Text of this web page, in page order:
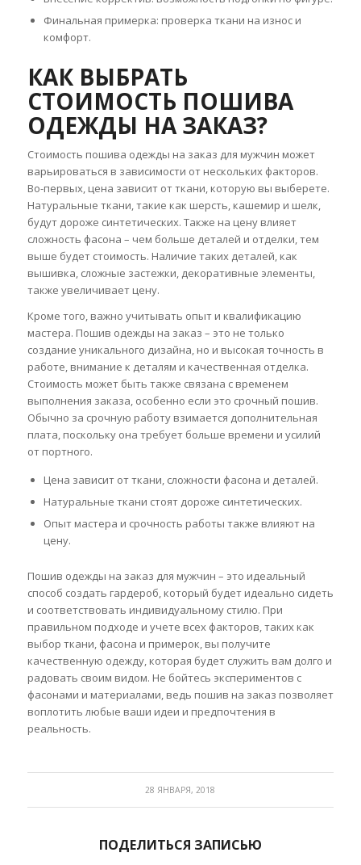
Финальная примерка: проверка ткани на износ и
комфорт.
КАК ВЫБРАТЬ
СТОИМОСТЬ ПОШИВА
ОДЕЖДЫ НА ЗАКАЗ?
Стоимость пошива одежды на заказ для мужчин может
варьироваться в зависимости от нескольких факторов.
Во-первых, цена зависит от ткани, которую вы выберете.
Натуральные ткани, такие как шерсть, кашемир и шелк,
будут дороже синтетических. Также на цену влияет
сложность фасона – чем больше деталей и отделки, тем
выше будет стоимость. Наличие таких деталей, как
вышивка, сложные застежки, декоративные элементы,
также увеличивает цену.
Кроме того, важно учитывать опыт и квалификацию
мастера. Пошив одежды на заказ – это не только
создание уникального дизайна, но и высокая точность в
работе, внимание к деталям и качественная отделка.
Стоимость может быть также связана с временем
выполнения заказа, особенно если это срочный пошив.
Обычно за срочную работу взимается дополнительная
плата, поскольку она требует больше времени и усилий
от портного.
Цена зависит от ткани, сложности фасона и деталей.
Натуральные ткани стоят дороже синтетических.
Опыт мастера и срочность работы также влияют на
цену.
Пошив одежды на заказ для мужчин – это идеальный
способ создать гардероб, который будет идеально сидеть
и соответствовать индивидуальному стилю. При
правильном подходе и учете всех факторов, таких как
выбор ткани, фасона и примерок, вы получите
качественную одежду, которая будет служить вам долго и
радовать своим видом. Не бойтесь экспериментов с
фасонами и материалами, ведь пошив на заказ позволяет
воплотить любые ваши идеи и предпочтения в
реальность.
28 ЯНВАРЯ, 2018
ПОДЕЛИТЬСЯ ЗАПИСЬЮ